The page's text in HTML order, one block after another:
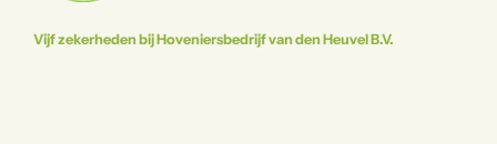
Vijf zekerheden bij Hoveniersbedrijf van den Heuvel B.V.